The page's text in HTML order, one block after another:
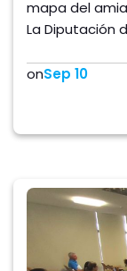
mapa del
La Diputación
onSep 10